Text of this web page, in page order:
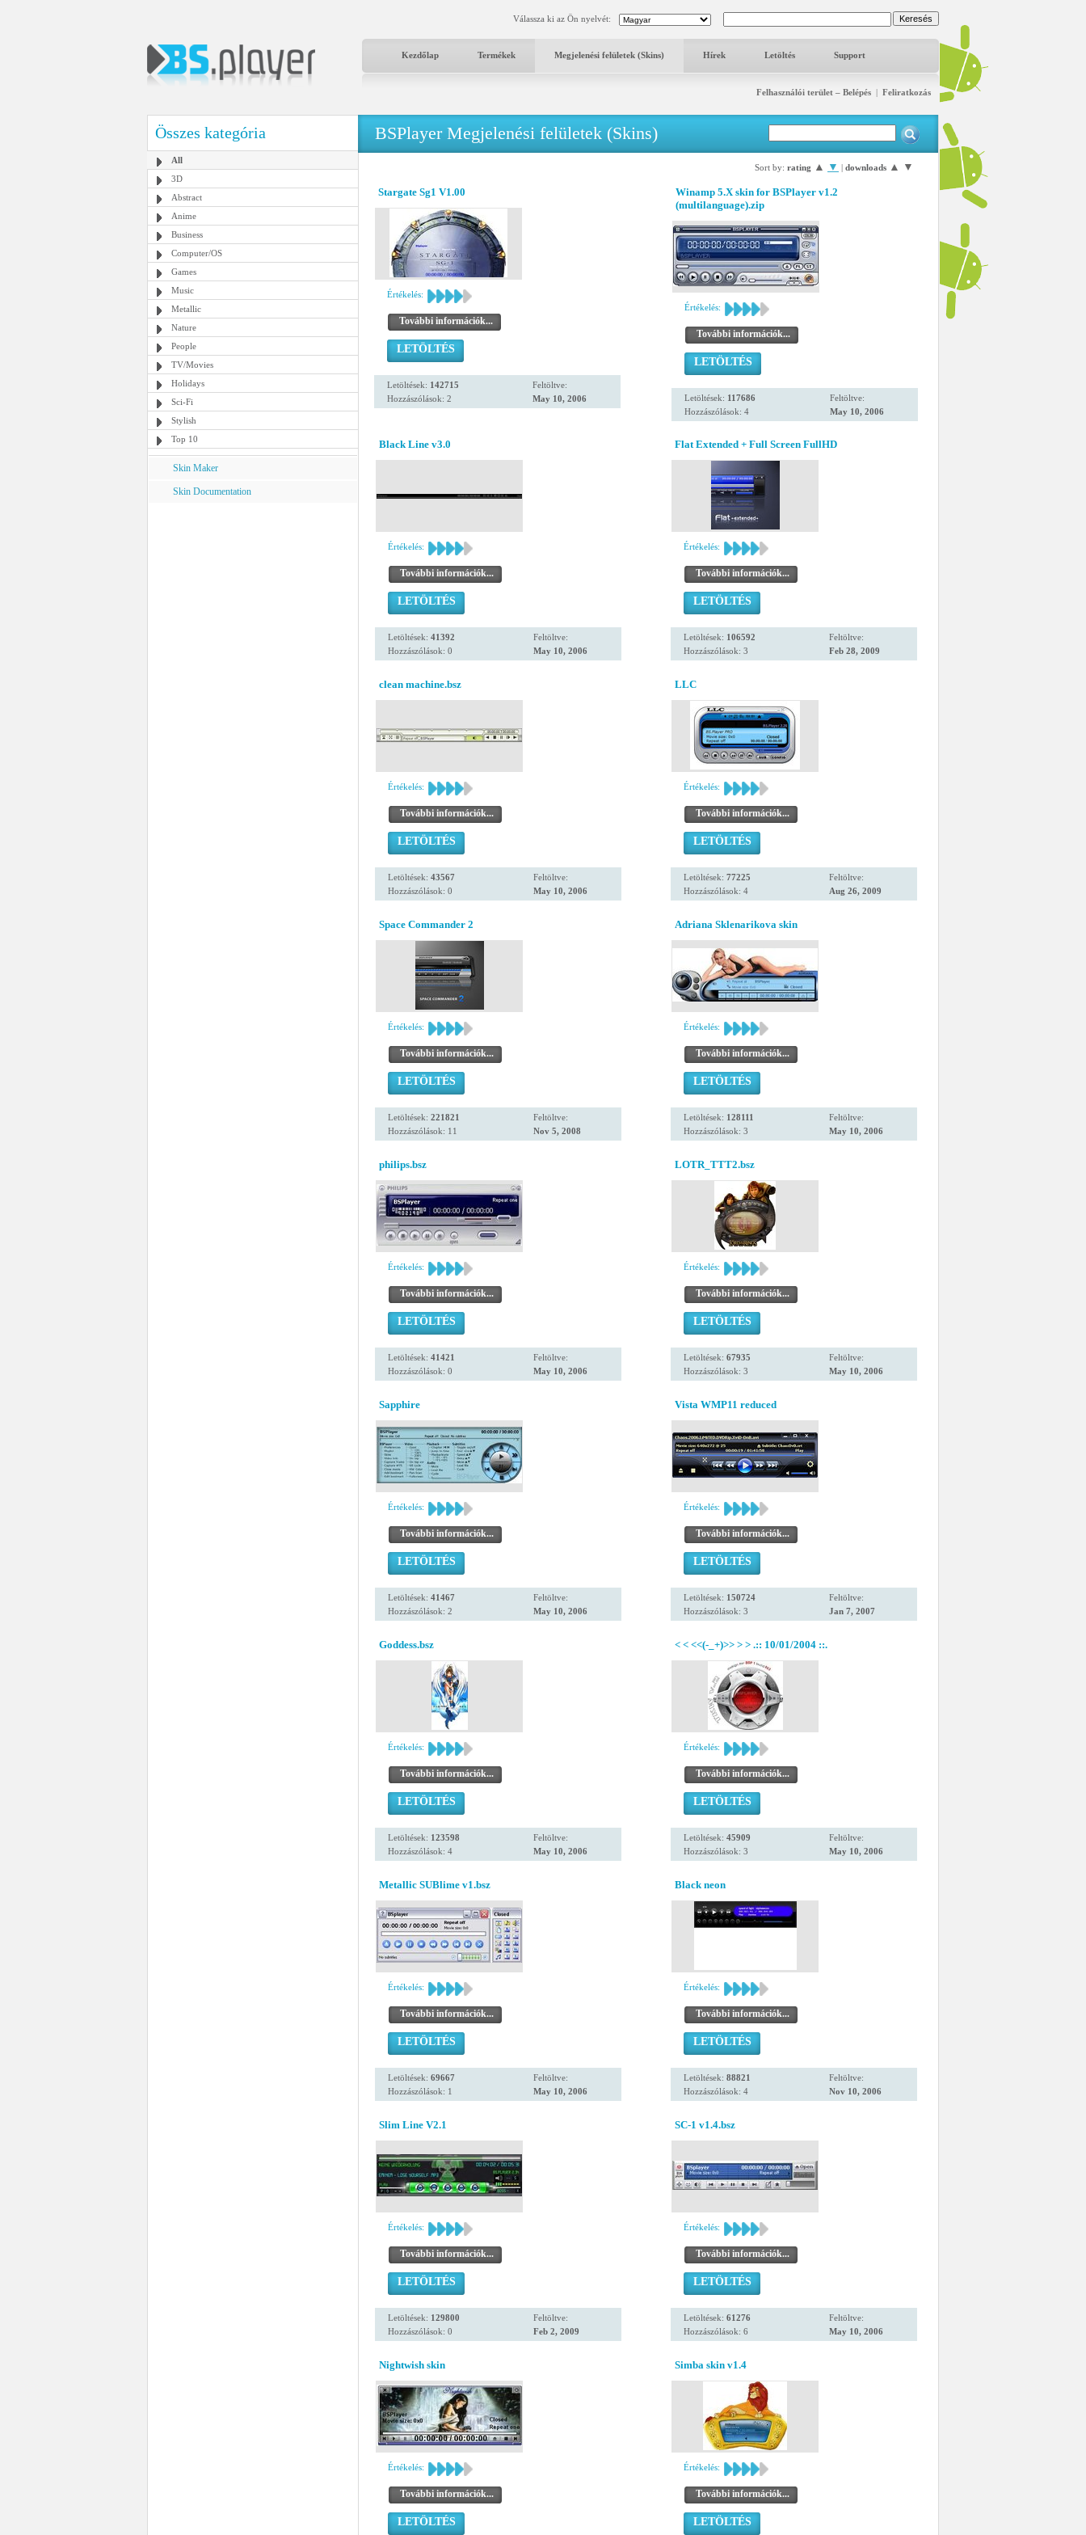
Válassza ki az Ön nyelvét:
Kezdőlap Termékek Megjelenési felületek (Skins) Hírek Letöltés Support
Felhasználói terület – Belépés | Feliratkozás
Összes kategória
All
3D
Abstract
Anime
Business
Computer/OS
Games
Music
Metallic
Nature
People
TV/Movies
Holidays
Sci-Fi
Stylish
Top 10
Skin Maker
Skin Documentation
BSPlayer Megjelenési felületek (Skins)
Sort by: rating ▲ ▼ | downloads ▲ ▼
Stargate Sg1 V1.00
Értékelés:
További információk...
LETÖLTÉS
Letöltések: 142715
Hozzászólások: 2
Feltöltve:
May 10, 2006
Winamp 5.X skin for BSPlayer v1.2
(multilanguage).zip
Értékelés:
További információk...
LETÖLTÉS
Letöltések: 117686
Hozzászólások: 4
Feltöltve:
May 10, 2006
Black Line v3.0
Értékelés:
További információk...
LETÖLTÉS
Letöltések: 41392
Hozzászólások: 0
Feltöltve:
May 10, 2006
Flat Extended + Full Screen FullHD
Értékelés:
További információk...
LETÖLTÉS
Letöltések: 106592
Hozzászólások: 3
Feltöltve:
Feb 28, 2009
clean machine.bsz
Értékelés:
További információk...
LETÖLTÉS
Letöltések: 43567
Hozzászólások: 0
Feltöltve:
May 10, 2006
LLC
Értékelés:
További információk...
LETÖLTÉS
Letöltések: 77225
Hozzászólások: 4
Feltöltve:
Aug 26, 2009
Space Commander 2
Értékelés:
További információk...
LETÖLTÉS
Letöltések: 221821
Hozzászólások: 11
Feltöltve:
Nov 5, 2008
Adriana Sklenarikova skin
Értékelés:
További információk...
LETÖLTÉS
Letöltések: 128111
Hozzászólások: 3
Feltöltve:
May 10, 2006
philips.bsz
Értékelés:
További információk...
LETÖLTÉS
Letöltések: 41421
Hozzászólások: 0
Feltöltve:
May 10, 2006
LOTR_TTT2.bsz
Értékelés:
További információk...
LETÖLTÉS
Letöltések: 67935
Hozzászólások: 3
Feltöltve:
May 10, 2006
Sapphire
Értékelés:
További információk...
LETÖLTÉS
Letöltések: 41467
Hozzászólások: 2
Feltöltve:
May 10, 2006
Vista WMP11 reduced
Értékelés:
További információk...
LETÖLTÉS
Letöltések: 150724
Hozzászólások: 3
Feltöltve:
Jan 7, 2007
Goddess.bsz
Értékelés:
További információk...
LETÖLTÉS
Letöltések: 123598
Hozzászólások: 4
Feltöltve:
May 10, 2006
< < <<(-_+)>> > > .:: 10/01/2004 ::.
Értékelés:
További információk...
LETÖLTÉS
Letöltések: 45909
Hozzászólások: 3
Feltöltve:
May 10, 2006
Metallic SUBlime v1.bsz
Értékelés:
További információk...
LETÖLTÉS
Letöltések: 69667
Hozzászólások: 1
Feltöltve:
May 10, 2006
Black neon
Értékelés:
További információk...
LETÖLTÉS
Letöltések: 88821
Hozzászólások: 4
Feltöltve:
Nov 10, 2006
Slim Line V2.1
Értékelés:
További információk...
LETÖLTÉS
Letöltések: 129800
Hozzászólások: 0
Feltöltve:
Feb 2, 2009
SC-1 v1.4.bsz
Értékelés:
További információk...
LETÖLTÉS
Letöltések: 61276
Hozzászólások: 6
Feltöltve:
May 10, 2006
Nightwish skin
Értékelés:
További információk...
LETÖLTÉS
Simba skin v1.4
Értékelés:
További információk...
LETÖLTÉS